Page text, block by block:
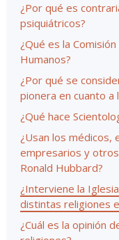
¿Por qué es
psiquiátricos?
¿Qué es la
Humanos?
¿Por qué se
pionera en cuanto
¿Qué hace
¿Usan los médicos,
empresarios y
Ronald Hubbard?
¿Interviene la
distintas religiones
¿Cuál es la opinión